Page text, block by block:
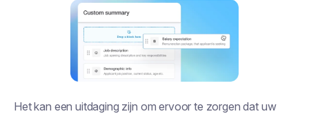
Het kan een uitdaging zijn om ervoor te zorgen dat uw